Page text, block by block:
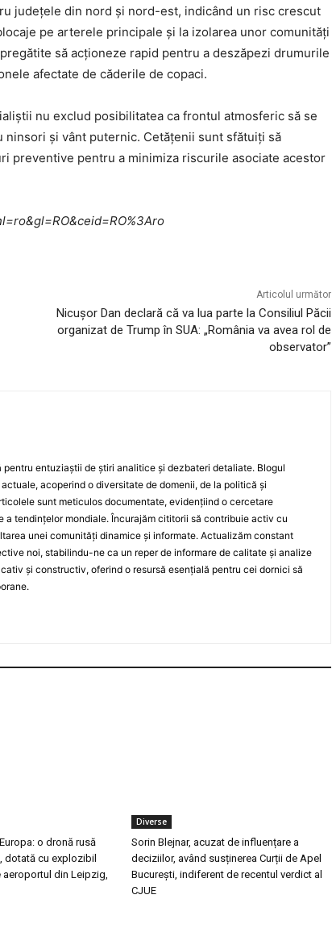
județele din nord și nord-est, indicând un risc crescut
pe arterele principale și la izolarea unor comunități
să acționeze rapid pentru a deszăpezi drumurile
afectate de căderile de copaci.
nu exclud posibilitatea ca frontul atmosferic să se
și vânt puternic. Cetățenii sunt sfătuiți să
preventive pentru a minimiza riscurile asociate acestor
Articolul următor
Nicușor Dan declară că va lua parte la Consiliul Păcii
organizat de Trump în SUA: „România va avea rol de
observator”
pentru entuziaștii de știri analitice și dezbateri detaliate. Blogul
acoperind o diversitate de domenii, de la politică și
sunt meticulos documentate, evidențiind o cercetare
a tendințelor mondiale. Încurajăm cititorii să contribuie activ cu
unei comunități dinamice și informate. Actualizăm constant
noi, stabilindu-ne ca un reper de informare de calitate și analize
și constructiv, oferind o resursă esențială pentru cei dornici să
o dronă rusă
dotată cu explozibil
aeroportul din Leipzig,
Diverse
Sorin Blejnar, acuzat de influențare a
deciziilor, având susținerea Curții de Apel
București, indiferent de recentul verdict al
CJUE